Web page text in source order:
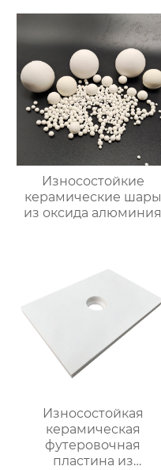
Износостойкие
керамические шары
из оксида алюминия
Износостойкая
керамическая
футеровочная
пластина из